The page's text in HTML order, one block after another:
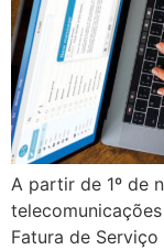
A partir de 1º de
Fatura de